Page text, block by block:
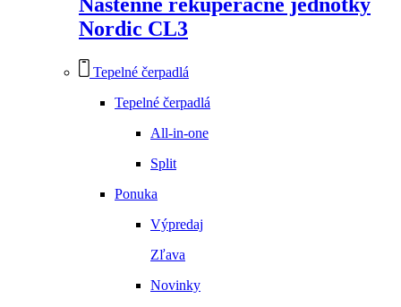
Nástenné rekuperačné jednotky
Nordic CL3
Tepelné čerpadlá
Tepelné čerpadlá
All-in-one
Split
Ponuka
Výpredaj
Zľava
Novinky